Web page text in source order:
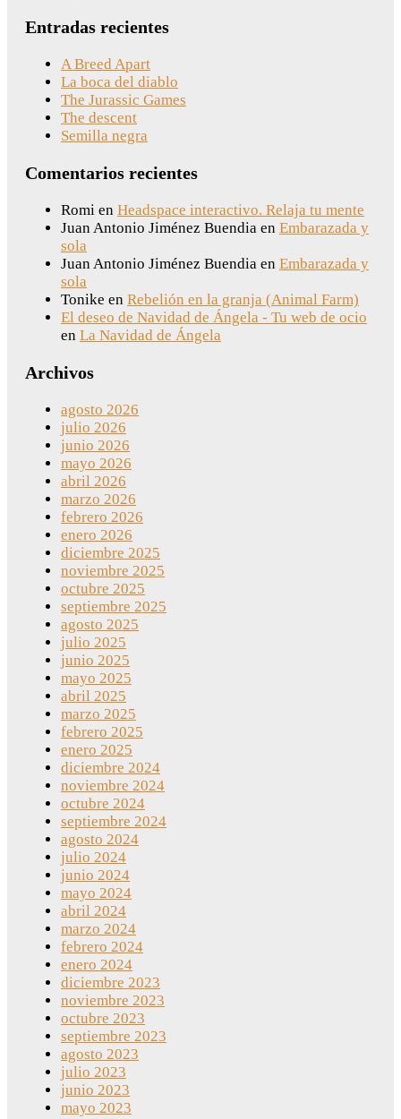
Entradas recientes
A Breed Apart
La boca del diablo
The Jurassic Games
The descent
Semilla negra
Comentarios recientes
Romi en Headspace interactivo. Relaja tu mente
Juan Antonio Jiménez Buendia en Embarazada y
sola
Juan Antonio Jiménez Buendia en Embarazada y
sola
Tonike en Rebelión en la granja (Animal Farm)
El deseo de Navidad de Ángela - Tu web de ocio
en La Navidad de Ángela
Archivos
agosto 2026
julio 2026
junio 2026
mayo 2026
abril 2026
marzo 2026
febrero 2026
enero 2026
diciembre 2025
noviembre 2025
octubre 2025
septiembre 2025
agosto 2025
julio 2025
junio 2025
mayo 2025
abril 2025
marzo 2025
febrero 2025
enero 2025
diciembre 2024
noviembre 2024
octubre 2024
septiembre 2024
agosto 2024
julio 2024
junio 2024
mayo 2024
abril 2024
marzo 2024
febrero 2024
enero 2024
diciembre 2023
noviembre 2023
octubre 2023
septiembre 2023
agosto 2023
julio 2023
junio 2023
mayo 2023